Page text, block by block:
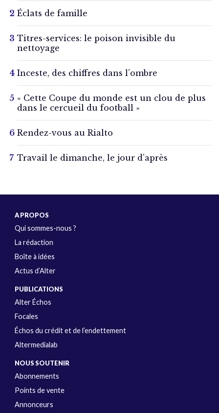
Éclats de famille
Titres-services: le poison invisible du
nettoyage
Inceste, des chiffres dans l’ombre
« Cette Coupe du monde est un clou de plus
dans le cercueil du football »
Rendez-vous au Rialto
Travail le dimanche, le jour d’après
A PROPOS
Qui sommes-nous ?
La rédaction
Boîte à idées
Actus d’Alter
PUBLICATIONS
Alter Échos
Focales
Échos du crédit et de l’endettement
Altermedialab
NOUS SOUTENIR
Abonnements
Points de vente
Annonceurs